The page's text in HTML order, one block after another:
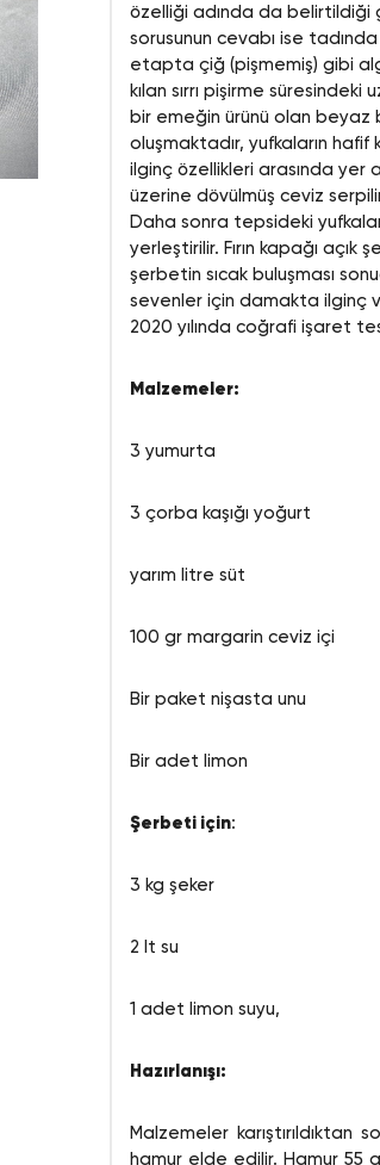
özelliği adında da belirtildiği
sorusunun cevabı ise
etapta çiğ (pişmemiş) gibi
kılan sırrı pişirme
bir emeğin ürünü olan
oluşmaktadır, yufkaların
ilginç özellikleri arasında yer
üzerine dövülmüş ceviz
Daha sonra tepsideki
yerleştirilir. Fırın kapağı
şerbetin sıcak buluşması
sevenler için damakta ilginç
2020 yılında coğrafi işaret
Malzemeler:
3 yumurta
3 çorba kaşığı yoğurt
yarım litre süt
100 gr margarin ceviz içi
Bir paket nişasta unu
Bir adet limon
Şerbeti için:
3 kg şeker
2 lt su
1 adet limon suyu,
Hazırlanışı:
Malzemeler
hamur elde edilir. Hamur 55